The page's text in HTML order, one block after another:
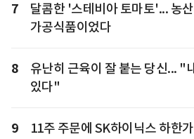
7
달콤한 '스테비아 토마토'... 농
가공식품이었다
8
유난히 근육이 잘 붙는 당신... "
있다"
9
11주 주문에 SK하이닉스 하한